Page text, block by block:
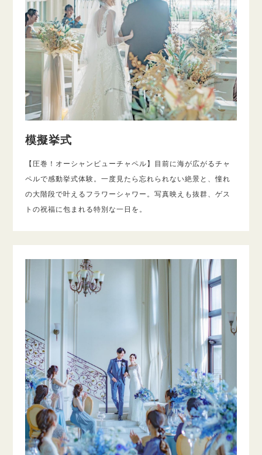
模擬挙式
【圧巻！オーシャンビューチャペル】目前に海が広がるチャ
ペルで感動挙式体験。一度見たら忘れられない絶景と、憧れ
の大階段で叶えるフラワーシャワー。写真映えも抜群、ゲス
トの祝福に包まれる特別な一日を。